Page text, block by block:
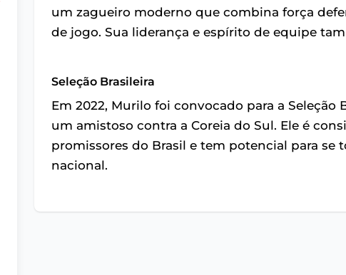
um zagueiro moderno que combina força
de jogo. Sua liderança e espírito de equipe
Seleção Brasileira
Em 2022, Murilo foi convocado para a Seleção
um amistoso contra a Coreia do Sul. Ele é
promissores do Brasil e tem potencial para
nacional.